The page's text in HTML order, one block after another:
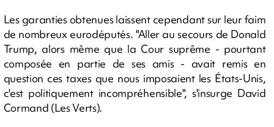
Les garanties obtenues laissent cependant sur leur faim
de nombreux eurodéputés. "Aller au secours de Donald
Trump, alors même que la Cour suprême - pourtant
composée en partie de ses amis - avait remis en
question ces taxes que nous imposaient les États-Unis,
c'est politiquement incompréhensible", s'insurge David
Cormand (Les Verts).